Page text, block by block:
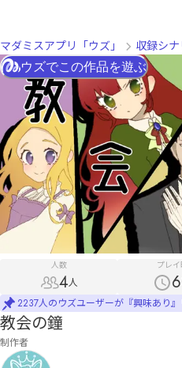
マダミスアプリ「ウズ」 収録シ
人数
4人
プレ
2237人のウズユーザーが『興味あり
ウズでこの作品を遊ぶ
教会の鐘
制作者